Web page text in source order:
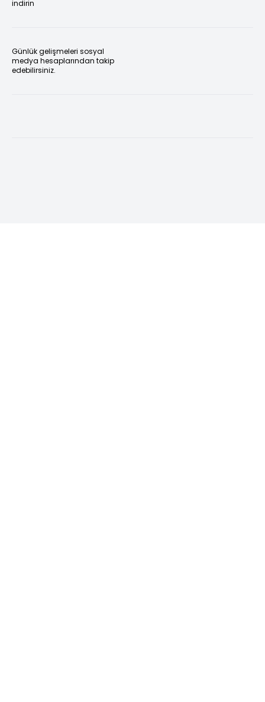
indirin
Günlük gelişmeleri sosyal
medya hesaplarından takip
edebilirsiniz.